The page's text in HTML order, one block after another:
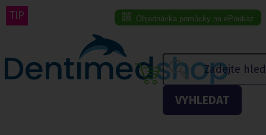
Objednávka pomůcky na ePoukaz
VYHLEDAT
Menu eshopu
TIP